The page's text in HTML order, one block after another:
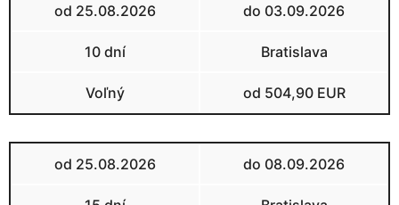
od 25.08.2026 do 03.09.2026
10 dní Bratislava
Voľný od 504,90 EUR
od 25.08.2026 do 08.09.2026